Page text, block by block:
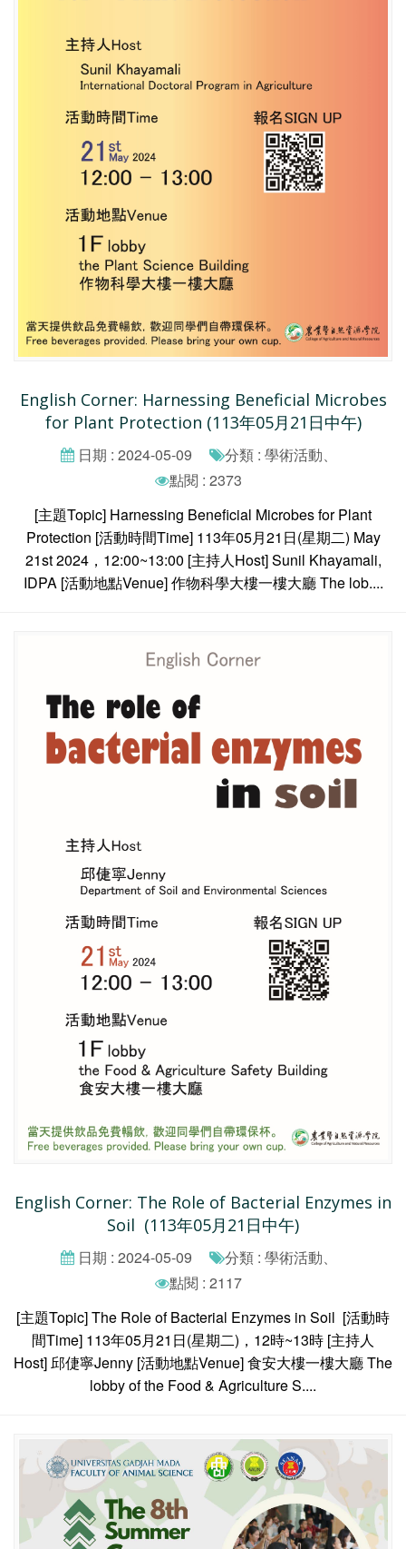
English Corner: Harnessing Beneficial Microbes
for Plant Protection (113年05月21日中午)
日期 : 2024-05-09
分類 : 學術活動、
點閱 : 2373
[主題Topic] Harnessing Beneficial Microbes for Plant
Protection [活動時間Time] 113年05月21日(星期二) May
21st 2024，12:00~13:00 [主持人Host] Sunil Khayamali,
IDPA [活動地點Venue] 作物科學大樓一樓大廳 The lob....
English Corner: The Role of Bacterial Enzymes in
Soil (113年05月21日中午)
日期 : 2024-05-09
分類 : 學術活動、
點閱 : 2117
[主題Topic] The Role of Bacterial Enzymes in Soil [活動時
間Time] 113年05月21日(星期二)，12時~13時 [主持人
Host] 邱倢寧Jenny [活動地點Venue] 食安大樓一樓大廳 The
lobby of the Food & Agriculture S....